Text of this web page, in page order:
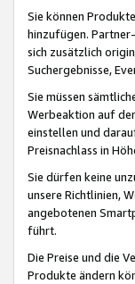
Sie können
hinzufügen.
sich zusätzlich
Suchergebnisse,
Sie müssen
Werbeaktion auf
einstellen und
Preisnachlass in
Sie dürfen keine
unsere Richtlinien,
angebotenen
führt.
Die Preise und die
Produkte ändern